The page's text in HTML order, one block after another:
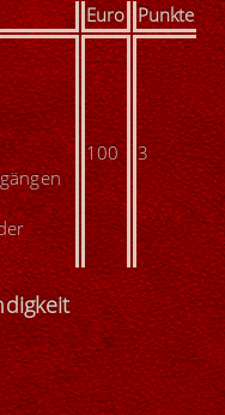
Euro Punkte
100 3